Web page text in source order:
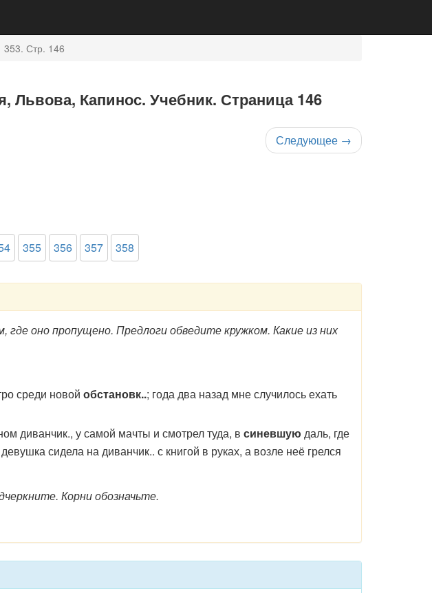
353. Стр. 146
Львова, Капинос. Учебник. Страница 146
Следующее →
355 356 357 358
оно пропущено. Предлоги обведите кружком. Какие из них
среди новой обстановк..; года два назад мне случилось ехать
диванчик., у самой мачты и смотрел туда, в синевшую даль, где
сидела на диванчик.. с книгой в руках, а возле неё грелся
Корни обозначьте.